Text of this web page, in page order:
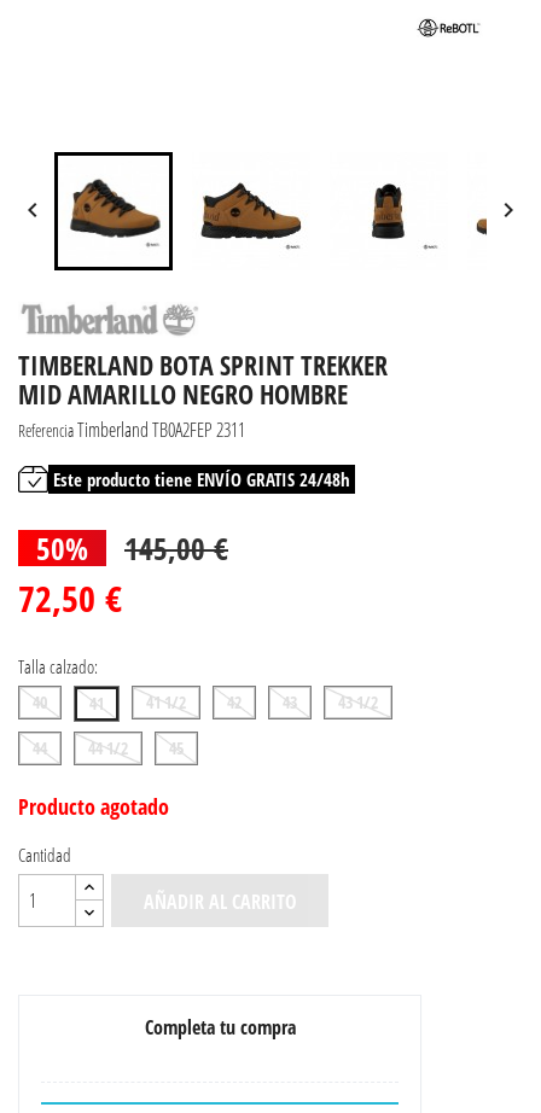
 
TIMBERLAND BOTA SPRINT TREKKER
MID AMARILLO NEGRO HOMBRE
ReferenciaTimberland TB0A2FEP 2311
Este producto tiene ENVÍO GRATIS 24/48h
50% 145,00 €
72,50 €
Talla calzado:
40 41 41 1/2 42 43
43 1/2
44
44 1/2 45
Producto agotado
Cantidad
AÑADIR AL CARRITO
Completa tu compra